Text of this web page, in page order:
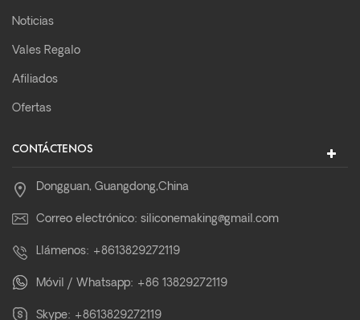
Noticias
Vales Regalo
Afiliados
Ofertas
CONTÁCTENOS
Dongguan, Guangdong,China
Correo electrónico: siliconemaking@gmail.com
Llámenos: +8613829272119
Móvil / Whatsapp: +86 13829272119
Skype: +8613829272119